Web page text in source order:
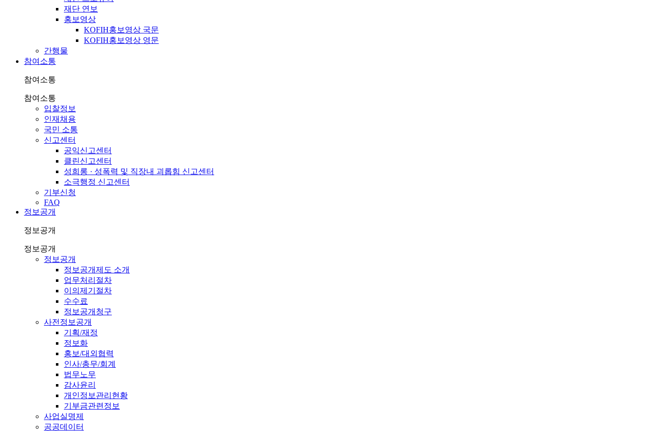
재단 연보
홍보영상
KOFIH홍보영상 국문
KOFIH홍보영상 영문
간행물
참여소통
참여소통
참여소통
입찰정보
인재채용
국민 소통
신고센터
공익신고센터
클린신고센터
성희롱 · 성폭력 및 직장내 괴롭힘 신고센터
소극행정 신고센터
기부신청
FAQ
정보공개
정보공개
정보공개
정보공개
정보공개제도 소개
업무처리절차
이의제기절차
수수료
정보공개청구
사전정보공개
기획/재정
정보화
홍보/대외협력
인사/총무/회계
법무노무
감사윤리
개인정보관리현황
기부금관련정보
사업실명제
공공데이터